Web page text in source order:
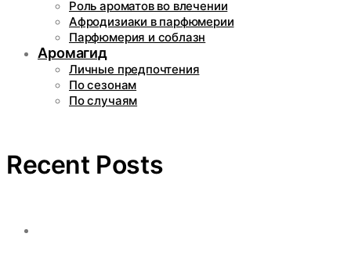
Роль ароматов во влечении
Афродизиаки в парфюмерии
Парфюмерия и соблазн
Аромагид
Личные предпочтения
По сезонам
По случаям
Recent Posts